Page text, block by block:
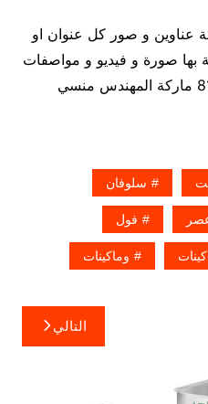
عناوين و صور كل عنوان او
صورة و فيديو و مواصفات
سلوفان
فول
وماكينات
التالي